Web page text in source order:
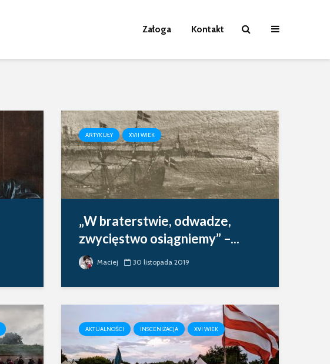
Załoga Kontakt
ARTYKUŁY XVII WIEK
„W braterstwie, odwadze,
zwycięstwo osiągniemy” –...
Maciej 30 listopada 2019
AKTUALNOŚCI INSCENIZACJA XVI WIEK